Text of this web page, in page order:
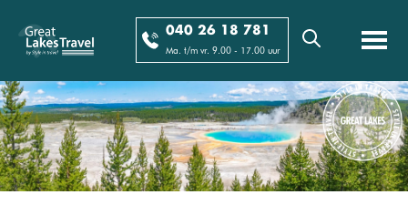
040 26 18 781
Ma. t/m vr. 9.00 - 17.00 uur